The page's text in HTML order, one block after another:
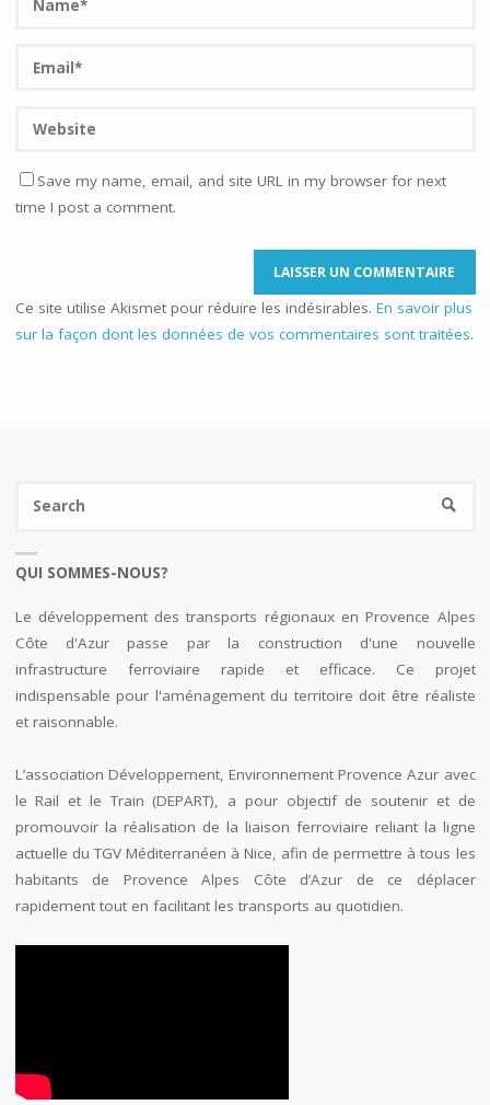
Save my name, email, and site URL in my browser for next
time I post a comment.
Ce site utilise Akismet pour réduire les indésirables. En savoir plus
sur la façon dont les données de vos commentaires sont traitées.
QUI SOMMES-NOUS?
Le développement des transports régionaux en Provence Alpes
Côte d'Azur passe par la construction d'une nouvelle
infrastructure ferroviaire rapide et efficace. Ce projet
indispensable pour l'aménagement du territoire doit être réaliste
et raisonnable.
L’association Développement, Environnement Provence Azur avec
le Rail et le Train (DEPART), a pour objectif de soutenir et de
promouvoir la réalisation de la liaison ferroviaire reliant la ligne
actuelle du TGV Méditerranéen à Nice, afin de permettre à tous les
habitants de Provence Alpes Côte d’Azur de ce déplacer
rapidement tout en facilitant les transports au quotidien.